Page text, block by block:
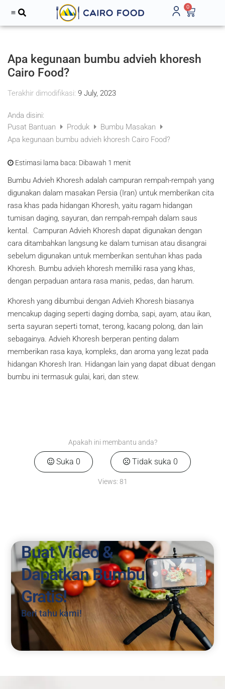
0
Apa kegunaan bumbu advieh khoresh
Cairo Food?
Terakhir dimodifikasi: 9 July, 2023
Anda disini:
Pusat Bantuan
Produk
Bumbu Masakan
Apa kegunaan bumbu advieh khoresh Cairo Food?
Estimasi lama baca: Dibawah 1 menit
Bumbu Advieh Khoresh adalah campuran rempah-rempah yang
digunakan dalam masakan Persia (Iran) untuk memberikan cita
rasa khas pada hidangan Khoresh, yaitu ragam hidangan
tumisan daging, sayuran, dan rempah-rempah dalam saus
kental. Campuran Advieh Khoresh dapat digunakan dengan
cara ditambahkan langsung ke dalam tumisan atau disangrai
sebelum digunakan untuk memberikan sentuhan khas pada
Khoresh. Bumbu advieh khoresh memiliki rasa yang khas,
dengan perpaduan antara rasa manis, pedas, dan harum.
Khoresh yang dibumbui dengan Advieh Khoresh biasanya
mencakup daging seperti daging domba, sapi, ayam, atau ikan,
serta sayuran seperti tomat, terong, kacang polong, dan lain
sebagainya. Advieh Khoresh berperan penting dalam
memberikan rasa kaya, kompleks, dan aroma yang lezat pada
hidangan Khoresh Iran. Hidangan lain yang dapat dibuat dengan
bumbu ini termasuk gulai, kari, dan stew.
Apakah ini membantu anda?
Suka 0 Tidak suka 0
Views: 81
Buat Video &
Dapatkan Bumbu
Gratis!
Beri tahu kami!